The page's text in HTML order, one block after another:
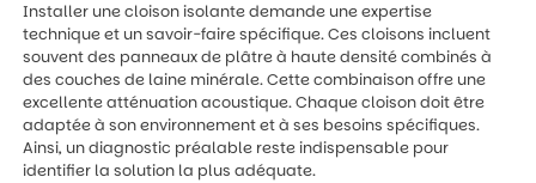
Installer une cloison isolante demande une expertise
technique et un savoir-faire spécifique. Ces cloisons incluent
souvent des panneaux de plâtre à haute densité combinés à
des couches de laine minérale. Cette combinaison offre une
excellente atténuation acoustique. Chaque cloison doit être
adaptée à son environnement et à ses besoins spécifiques.
Ainsi, un diagnostic préalable reste indispensable pour
identifier la solution la plus adéquate.